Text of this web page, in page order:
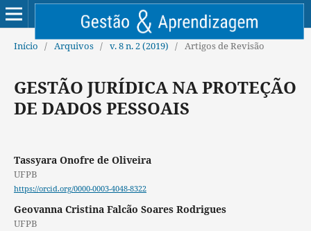
Início / Arquivos / v. 8 n. 2 (2019) / Artigos de Revisão
GESTÃO JURÍDICA NA PROTEÇÃO
DE DADOS PESSOAIS
Tassyara Onofre de Oliveira
UFPB
https://orcid.org/0000-0003-4048-8322
Geovanna Cristina Falcão Soares Rodrigues
UFPB